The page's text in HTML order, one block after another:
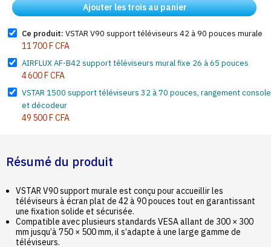
Ajouter les trois au panier
Ce produit: VSTAR V90 support téléviseurs 42 à 90 pouces murale
11 700 F CFA
AIRFLUX AF-B42 support téléviseurs mural fixe 26 à 65 pouces
4 600 F CFA
VSTAR 1500 support téléviseurs 32 à 70 pouces, rangement console
et décodeur
49 500 F CFA
Résumé du produit
VSTAR V90 support murale est conçu pour accueillir les
téléviseurs à écran plat de 42 à 90 pouces tout en garantissant
une fixation solide et sécurisée.
Compatible avec plusieurs standards VESA allant de 300 × 300
mm jusqu’à 750 × 500 mm, il s’adapte à une large gamme de
téléviseurs.